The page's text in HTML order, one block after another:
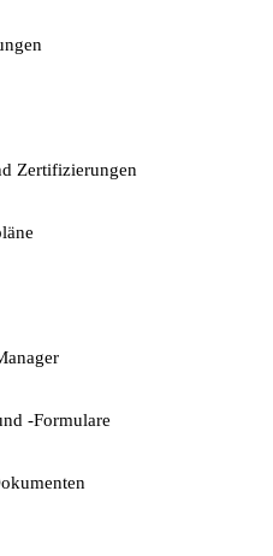
Zertifizierungen
-Formulare